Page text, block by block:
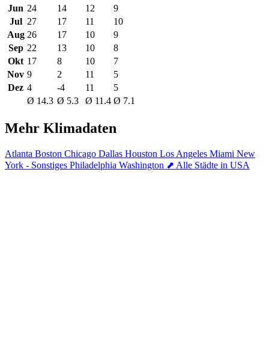
Jun 24 14 12
9
Jul 27 17 11
10
Aug 26 17 10
9
Sep 22 13 10
8
Okt 17 8 10
7
Nov 9 2 11
5
Dez 4 -4 11
5
Ø 14.3 Ø 5.3 Ø 11.4 Ø 7.1
Mehr Klimadaten
Atlanta Boston Chicago Dallas Houston Los Angeles Miami New
York - Sonstiges Philadelphia Washington ⬈ Alle Städte in USA